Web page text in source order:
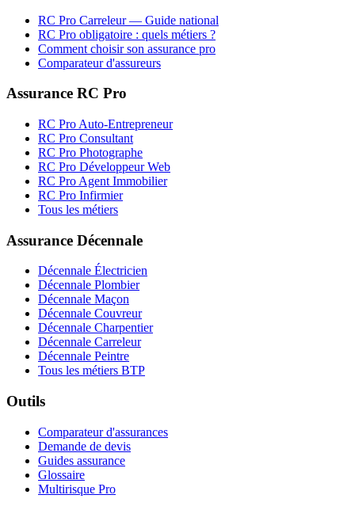
RC Pro Carreleur— Guide national
RC Pro obligatoire : quels métiers ?
Comment choisir son assurance pro
Comparateur d'assureurs
Assurance RC Pro
RC Pro Auto-Entrepreneur
RC Pro Consultant
RC Pro Photographe
RC Pro Développeur Web
RC Pro Agent Immobilier
RC Pro Infirmier
Tous les métiers
Assurance Décennale
Décennale Électricien
Décennale Plombier
Décennale Maçon
Décennale Couvreur
Décennale Charpentier
Décennale Carreleur
Décennale Peintre
Tous les métiers BTP
Outils
Comparateur d'assurances
Demande de devis
Guides assurance
Glossaire
Multirisque Pro